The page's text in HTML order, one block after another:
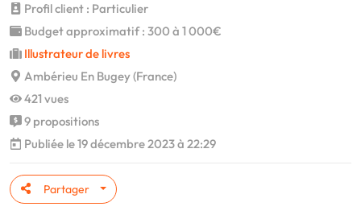
Profil client : Particulier
Budget approximatif : 300 à 1 000€
Illustrateur de livres
Ambérieu En Bugey (France)
421 vues
9 propositions
Publiée le 19 décembre 2023 à 22:29
Partager